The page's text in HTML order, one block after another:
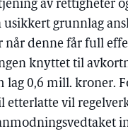
av rettigheter
usikkert grunnlag
når denne får full
knyttet til
lag 0,6 mill. kroner.
etterlatte vil